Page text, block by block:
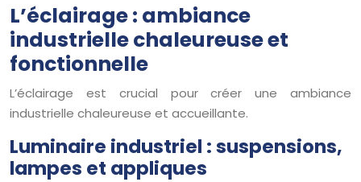
L’éclairage : ambiance
industrielle chaleureuse et
fonctionnelle
L’éclairage est crucial pour créer une ambiance
industrielle chaleureuse et accueillante.
Luminaire industriel : suspensions,
lampes et appliques